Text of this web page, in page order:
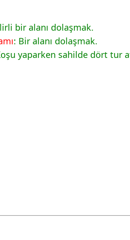
bir alanı dolaşmak.
: Bir alanı dolaşmak.
yaparken sahilde dört tur